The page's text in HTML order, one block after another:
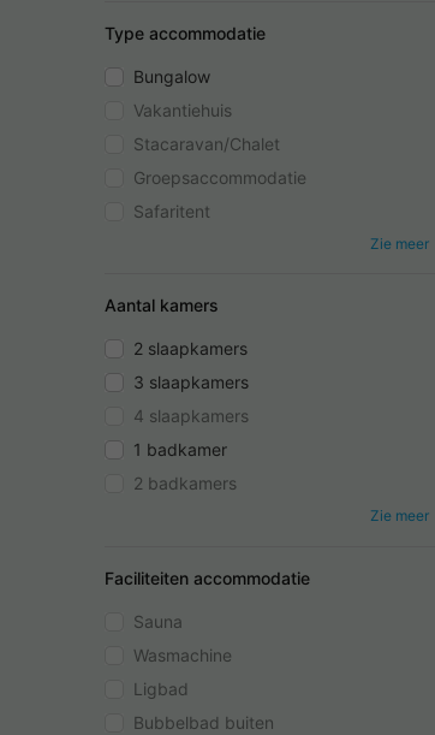
Type accommodatie
Bungalow
Vakantiehuis
Stacaravan/Chalet
Groepsaccommodatie
Safaritent
Zie meer
Aantal kamers
2 slaapkamers
3 slaapkamers
4 slaapkamers
1 badkamer
2 badkamers
Zie meer
Faciliteiten accommodatie
Sauna
Wasmachine
Ligbad
Bubbelbad buiten